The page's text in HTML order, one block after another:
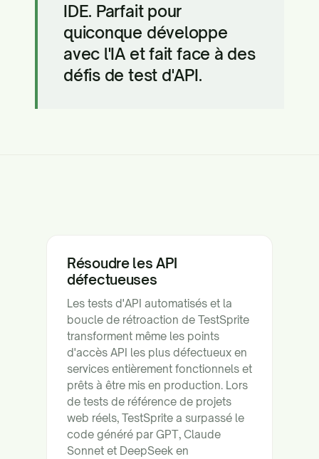
IDE. Parfait pour
quiconque développe
avec l'IA et fait face à des
défis de test d'API.
Résoudre les API
défectueuses
Les tests d'API automatisés et la
boucle de rétroaction de TestSprite
transforment même les points
d'accès API les plus défectueux en
services entièrement fonctionnels et
prêts à être mis en production. Lors
de tests de référence de projets
web réels, TestSprite a surpassé le
code généré par GPT, Claude
Sonnet et DeepSeek en